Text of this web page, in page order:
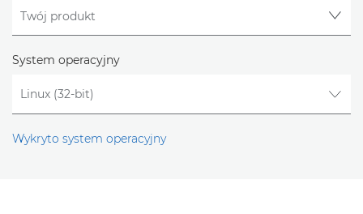
System operacyjny
Wykryto system operacyjny